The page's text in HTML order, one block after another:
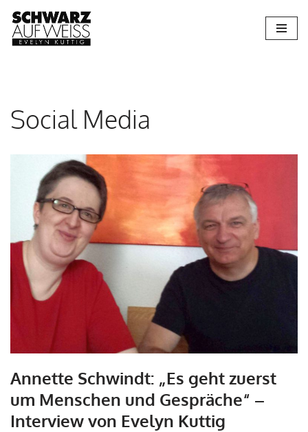
Zum
Social Media
Annette Schwindt: „Es geht zuerst
um Menschen und Gespräche“ –
Interview von Evelyn Kuttig